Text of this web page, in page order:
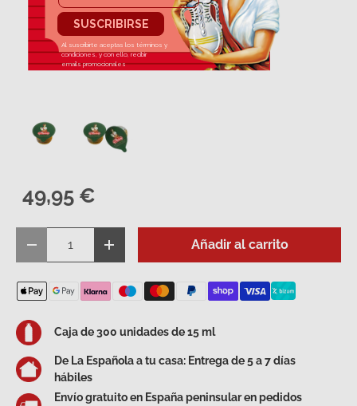
49,95 €
Disminuir cantidadAumentar la cantidadAñadir al carrito
Caja de 300 unidades de 15 ml
De La Española a tu casa: Entrega de 5 a 7 días
hábiles
Envío gratuito en España peninsular en pedidos